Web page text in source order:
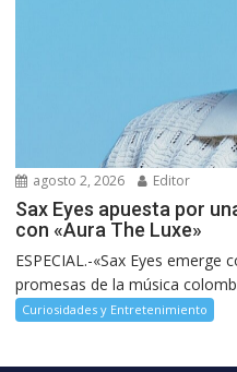
agosto 2, 2026 Editor
Sax Eyes apuesta por
con «Aura The Luxe»
ESPECIAL.-«Sax Eyes emerge
promesas de la música
Curiosidades y Entretenimiento